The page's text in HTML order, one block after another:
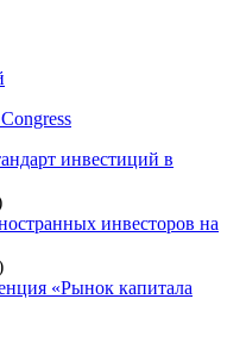
инвестиций в
инвесторов на